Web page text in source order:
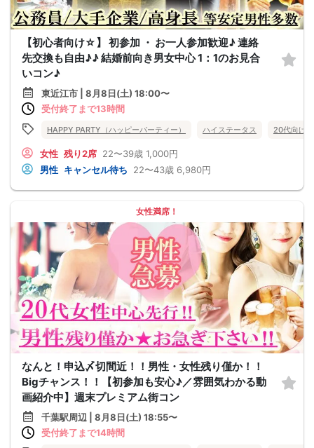
【初心者向け☆】 初参加 ・ お一人参加歓迎♪ 連絡
先交換も自由♪♪ 結婚前向き男女中心 1：1のお見合
いコン♪
東近江市 | 8月8日(土) 18:00〜
受付終了まで13時間
HAPPY PARTY（ハッピーパーティー） ハイステータス 20代向け
女性 残り2席 22〜39歳 1,000円
男性 キャンセル待ち 22〜43歳 6,980円
女性満席！
なんと！申込〆切間近！！男性・女性残り僅か！！
Bigチャンス！！【初参加も安心♪／雰囲気わかる動
画紹介中】週末プレミアム街コン
千葉駅周辺 | 8月8日(土) 18:55〜
受付終了まで14時間